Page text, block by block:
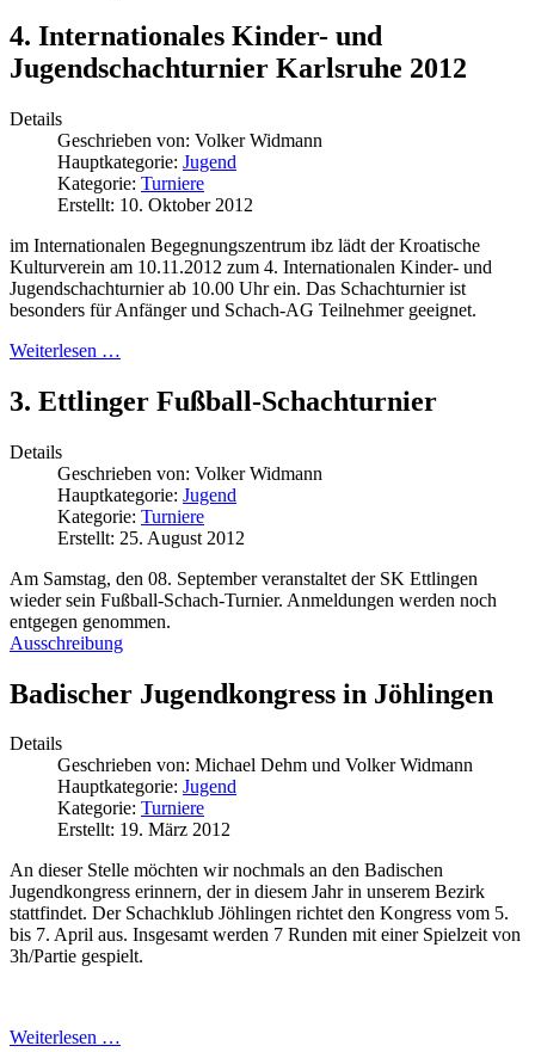
4. Internationales Kinder- und
Jugendschachturnier Karlsruhe 2012
Details
Geschrieben von: Volker Widmann
Hauptkategorie: Jugend
Kategorie: Turniere
Erstellt: 10. Oktober 2012
im Internationalen Begegnungszentrum ibz lädt der Kroatische
Kulturverein am 10.11.2012 zum 4. Internationalen Kinder- und
Jugendschachturnier ab 10.00 Uhr ein. Das Schachturnier ist
besonders für Anfänger und Schach-AG Teilnehmer geeignet.
Weiterlesen …
3. Ettlinger Fußball-Schachturnier
Details
Geschrieben von: Volker Widmann
Hauptkategorie: Jugend
Kategorie: Turniere
Erstellt: 25. August 2012
Am Samstag, den 08. September veranstaltet der SK Ettlingen
wieder sein Fußball-Schach-Turnier. Anmeldungen werden noch
entgegen genommen.
Ausschreibung
Badischer Jugendkongress in Jöhlingen
Details
Geschrieben von: Michael Dehm und Volker Widmann
Hauptkategorie: Jugend
Kategorie: Turniere
Erstellt: 19. März 2012
An dieser Stelle möchten wir nochmals an den Badischen
Jugendkongress erinnern, der in diesem Jahr in unserem Bezirk
stattfindet. Der Schachklub Jöhlingen richtet den Kongress vom 5.
bis 7. April aus. Insgesamt werden 7 Runden mit einer Spielzeit von
3h/Partie gespielt.
Weiterlesen …